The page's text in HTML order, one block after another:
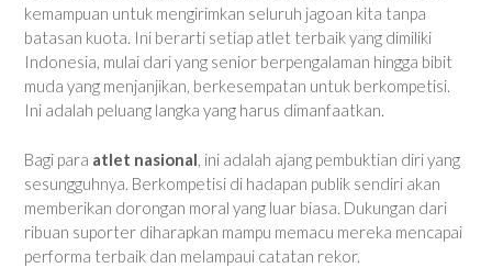
kemampuan untuk mengirimkan seluruh jagoan kita tanpa
batasan kuota. Ini berarti setiap atlet terbaik yang dimiliki
Indonesia, mulai dari yang senior berpengalaman hingga bibit
muda yang menjanjikan, berkesempatan untuk berkompetisi.
Ini adalah peluang langka yang harus dimanfaatkan.
Bagi para atlet nasional , ini adalah ajang pembuktian diri yang
sesungguhnya. Berkompetisi di hadapan publik sendiri akan
memberikan dorongan moral yang luar biasa. Dukungan dari
ribuan suporter diharapkan mampu memacu mereka mencapai
performa terbaik dan melampaui catatan rekor.